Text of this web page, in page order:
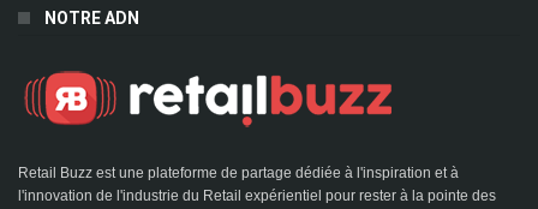
NOTRE ADN
Retail Buzz est une plateforme de partage dédiée à l'inspiration et à
l'innovation de l'industrie du Retail expérientiel pour rester à la pointe des